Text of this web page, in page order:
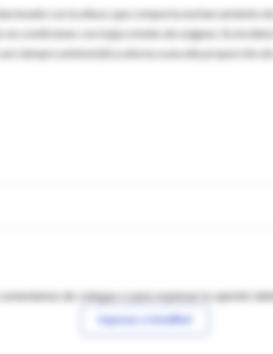
con la altura, que comporta encharcamiento
en condiciones con bajos niveles de oxígeno. Su
siempre asintomática afecta a una alta proporción de
de colegas o para expresar tu opinión
Ingresar a IntraMed